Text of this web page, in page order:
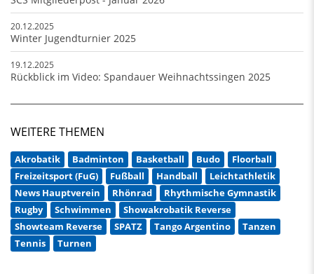
20.12.2025
Winter Jugendturnier 2025
19.12.2025
Rückblick im Video: Spandauer Weihnachtssingen 2025
WEITERE THEMEN
Akrobatik Badminton Basketball Budo
Floorball
Freizeitsport (FuG)
Fußball Handball
Leichtathletik
News Hauptverein
Rhönrad
Rhythmische Gymnastik
Rugby
Schwimmen
Showakrobatik Reverse
Showteam Reverse
SPATZ Tango Argentino
Tanzen
Tennis
Turnen